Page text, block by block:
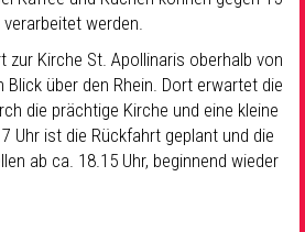
verarbeitet werden.
zur Kirche St. Apollinaris oberhalb von
über den Rhein. Dort erwartet die
die prächtige Kirche und eine kleine
Uhr ist die Rückfahrt geplant und die
ab ca. 18.15 Uhr, beginnend wieder